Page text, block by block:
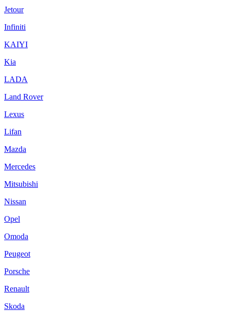
Jetour
Infiniti
KAIYI
Kia
LADA
Land Rover
Lexus
Lifan
Mazda
Mercedes
Mitsubishi
Nissan
Opel
Omoda
Peugeot
Porsсhe
Renault
Skoda